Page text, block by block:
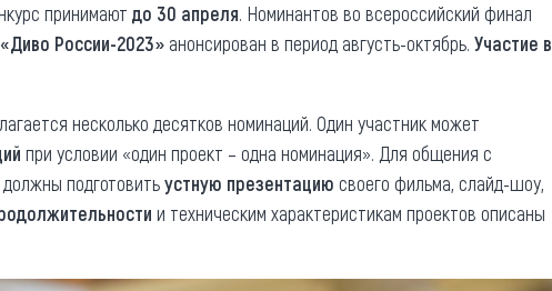
принимают до 30 апреля. Номинантов во всероссийский финал
России-2023» анонсирован в период августь-октябрь. Участие в
несколько десятков номинаций. Один участник может
при условии «один проект – одна номинация». Для общения с
подготовитьустную презентацию своего фильма, слайд-шоу,
и техническим характеристикам проектов описаны